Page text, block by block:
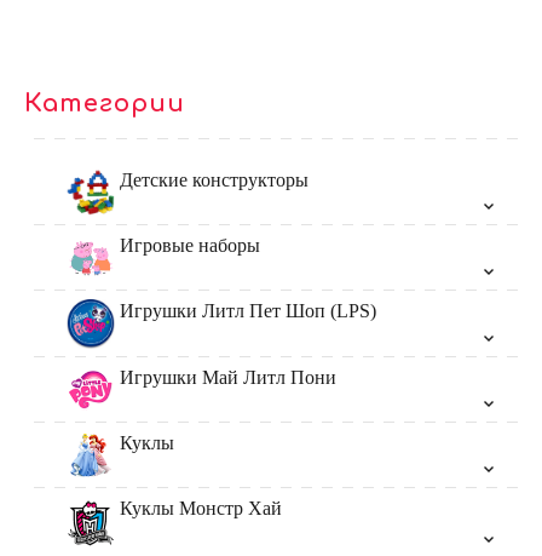
Категории
Детские конструкторы
Игровые наборы
Игрушки Литл Пет Шоп (LPS)
Игрушки Май Литл Пони
Куклы
Куклы Монстр Хай